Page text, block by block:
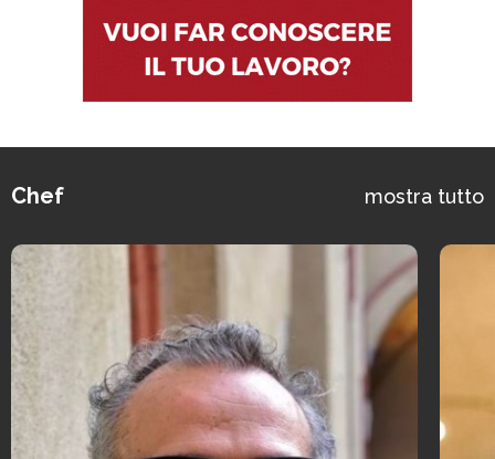
Chef mostra tutto